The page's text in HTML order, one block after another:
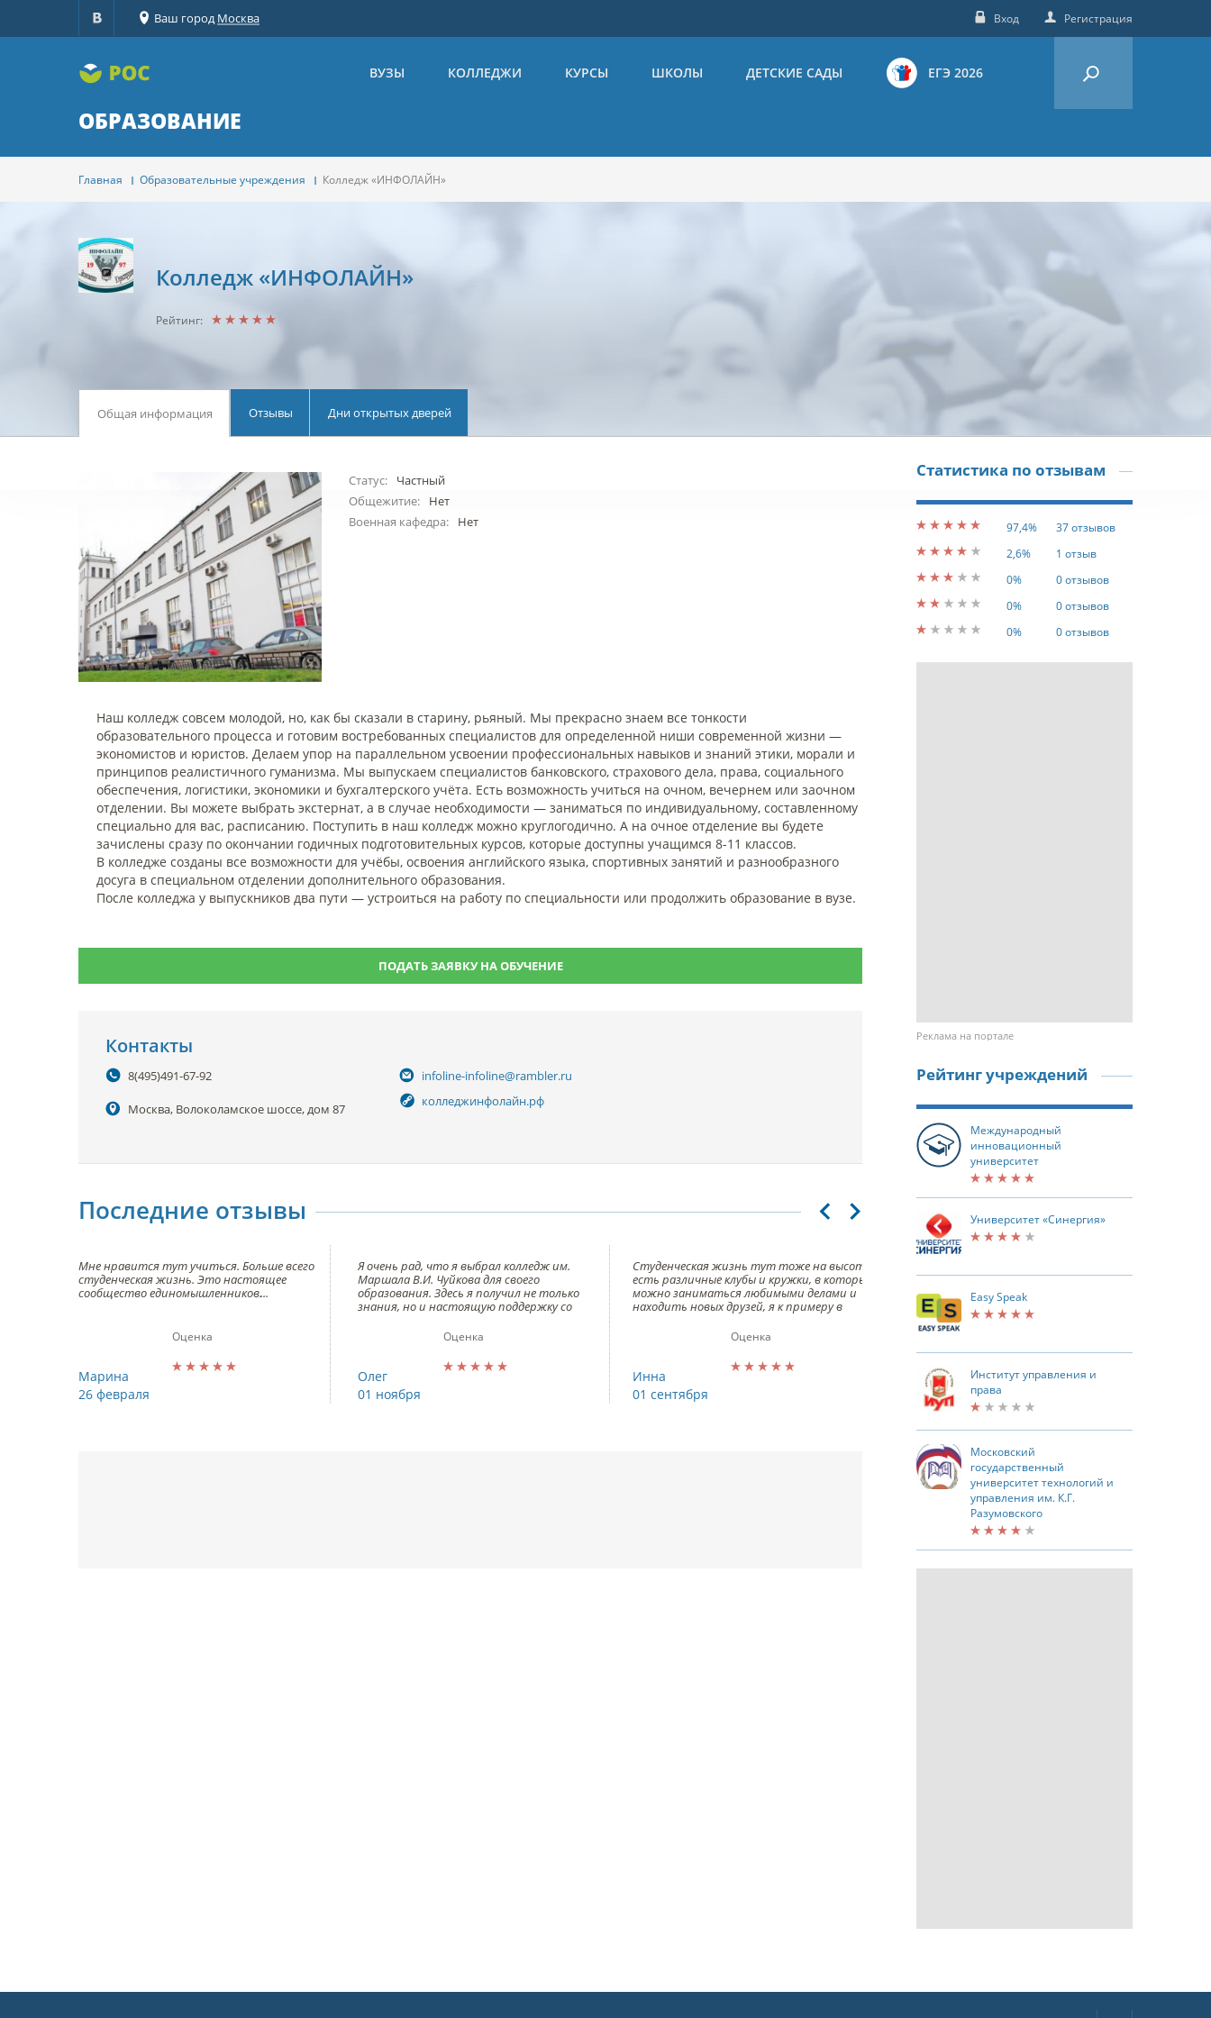
Ваш городМосква Регистрация
Вход
ОБРАЗОВАНИЕ
ВУЗЫ КОЛЛЕДЖИ КУРСЫ ШКОЛЫ ДЕТСКИЕ САДЫ ЕГЭ 2026
Главная Образовательные учреждения Колледж «ИНФОЛАЙН»
Колледж «ИНФОЛАЙН»
Рейтинг:
Общая информация Отзывы Дни открытых дверей
Статус:
Частный
Общежитие:
Нет
Военная кафедра:
Нет
Наш колледж совсем молодой, но, как бы сказали в старину, рьяный. Мы прекрасно знаем все тонкости
образовательного процесса и готовим востребованных специалистов для определенной ниши современной жизни —
экономистов и юристов. Делаем упор на параллельном усвоении профессиональных навыков и знаний этики, морали и
принципов реалистичного гуманизма. Мы выпускаем специалистов банковского, страхового дела, права, социального
обеспечения, логистики, экономики и бухгалтерского учёта. Есть возможность учиться на очном, вечернем или заочном
отделении. Вы можете выбрать экстернат, а в случае необходимости — заниматься по индивидуальному, составленному
специально для вас, расписанию. Поступить в наш колледж можно круглогодично. А на очное отделение вы будете
зачислены сразу по окончании годичных подготовительных курсов, которые доступны учащимся 8-11 классов.
В колледже созданы все возможности для учёбы, освоения английского языка, спортивных занятий и разнообразного
досуга в специальном отделении дополнительного образования.
После колледжа у выпускников два пути — устроиться на работу по специальности или продолжить образование в вузе.
ПОДАТЬ ЗАЯВКУ НА ОБУЧЕНИЕ
Контакты
8(495)491-67-92
Москва, Волоколамское шоссе, дом 87
infoline-infoline@rambler.ru
колледжинфолайн.рф
Последние отзывы
Мне нравится тут учиться. Больше всего
студенческая жизнь. Это настоящее
сообщество единомышленников.
Марина
26 февраля
Оценка
Я очень рад, что я выбрал колледж им.
Маршала В.И. Чуйкова для своего
образования. Здесь я получил не только
знания, но и настоящую поддержку со
администрации.
В колледже имеется современное
оборудование и лаборатории, что
позволяет нам получить практические
навыки работы с технологиями и
программными продуктами,
Олег
01 ноября
Оценка
Студенческая жизнь тут тоже на высоте,
есть различные клубы и кружки, в которых
можно заниматься любимыми делами и
находить новых друзей, я к примеру в
Инна
01 сентября
Оценка
поддержка со стороны преподавателей, я
чувствую себя комфортно на занятиях, и
мои результаты значительно
улучшились в сравнении со школой
Илона
17 августа
Статистика по отзывам
97,4%
37 отзывов
2,6%
1 отзыв
0%
0 отзывов
0%
0 отзывов
0%
0 отзывов
Реклама на портале
Рейтинг учреждений
Международный
инновационный
университет
Университет «Синергия»
Easy Speak
Институт управления и
права
Московский
государственный
университет технологий и
управления им. К.Г.
Разумовского